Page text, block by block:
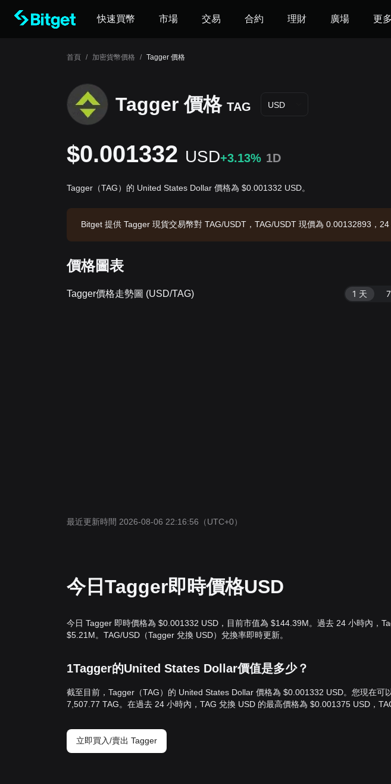
快速買幣 市場 交易 合約 理財 廣場 更多
首頁 / 加密貨幣價格 / Tagger 價格
Tagger 價格 TAG USD
$0.001332 USD+3.13% 1D
Tagger（TAG）的 United States Dollar 價格為 $0.001332 USD。
Bitget 提供 Tagger 現貨交易幣對 TAG/USDT，TAG/USDT 現價為 0.00132893，
價格圖表
Tagger價格走勢圖 (USD/TAG) 1 天
最近更新時間 2026-08-06 22:16:56 （UTC+0）
今日Tagger即時價格USD
今日 Tagger 即時價格為 $0.001332 USD，目前市值為 $144.39M。過去 24 小時內，
$5.21M。TAG/USD（Tagger 兌換 USD）兌換率即時更新。
1Tagger的United States Dollar價值是多少？
截至目前，Tagger（TAG）的 United States Dollar 價格為 $0.001332 USD。您現在
7,507.77 TAG。在過去 24 小時內，TAG 兌換 USD 的最高價格為 $0.001375 USD，
立即買入/賣出 Tagger